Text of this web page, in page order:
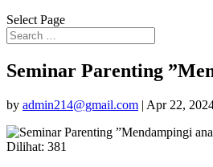
Select Page
Seminar Parenting
by admin214@gmail.com | Apr 22,
Dilihat: 381